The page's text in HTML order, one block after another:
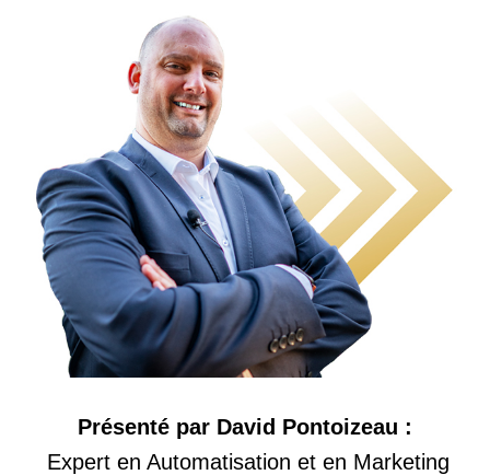
Présenté par David Pontoizeau :
Expert en Automatisation et en Marketing